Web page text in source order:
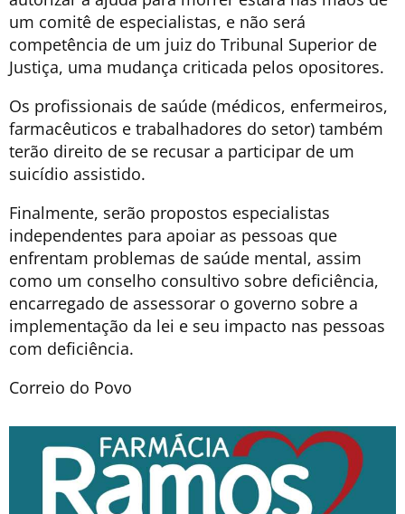
um comitê de especialistas, e não será
competência de um juiz do Tribunal Superior de
Justiça, uma mudança criticada pelos opositores.
Os profissionais de saúde (médicos, enfermeiros,
farmacêuticos e trabalhadores do setor) também
terão direito de se recusar a participar de um
suicídio assistido.
Finalmente, serão propostos especialistas
independentes para apoiar as pessoas que
enfrentam problemas de saúde mental, assim
como um conselho consultivo sobre deficiência,
encarregado de assessorar o governo sobre a
implementação da lei e seu impacto nas pessoas
com deficiência.
Correio do Povo